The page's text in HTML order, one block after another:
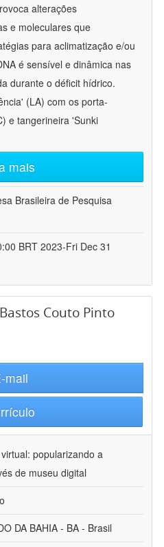
alterações
e moleculares que
para aclimatização e/ou
é sensível e dinâmica nas
durante o déficit hídrico.
(LA) com os porta-
e tangerineira 'Sunki
mais
Brasileira de Pesquisa
BRT 2023-Fri Dec 31
Couto Pinto
mail
popularizando a
de museu digital
DA BAHIA - BA - Brasil